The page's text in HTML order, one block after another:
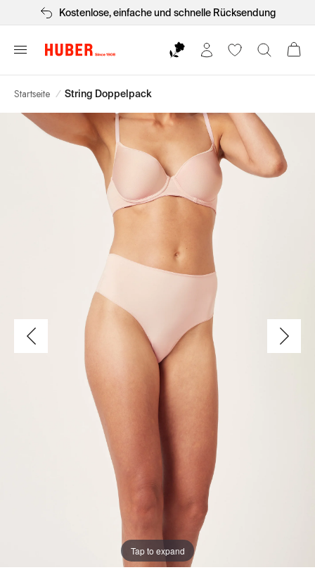
Kostenlose, einfache und schnelle Rücksendung
Startseite / String Doppelpack
Tap to expand